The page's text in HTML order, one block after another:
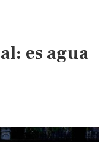
de
León)
es agua